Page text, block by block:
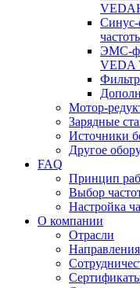
Синус-
ЭМС-
VEDA
Мотор-
Зарядные
Источники
Другое
FAQ
Принцип
Выбор
Настройка
О компании
Отрасли
Направления